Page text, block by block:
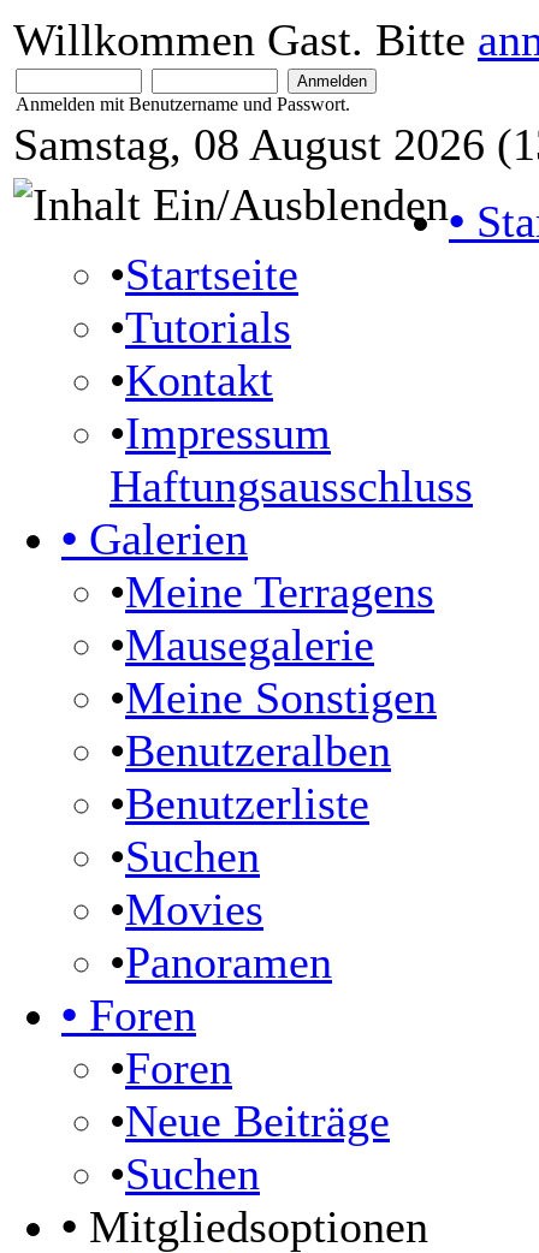
Willkommen Gast. Bitte
Anmelden mit Benutzername und Passwort.
Samstag, 08 August 2026
•
•Startseite
•Tutorials
•Kontakt
•Impressum
Haftungsausschluss
• Galerien
•Meine Terragens
•Mausegalerie
•Meine Sonstigen
•Benutzeralben
•Benutzerliste
•Suchen
•Movies
•Panoramen
• Foren
•Foren
•Neue Beiträge
•Suchen
• Mitgliedsoptionen